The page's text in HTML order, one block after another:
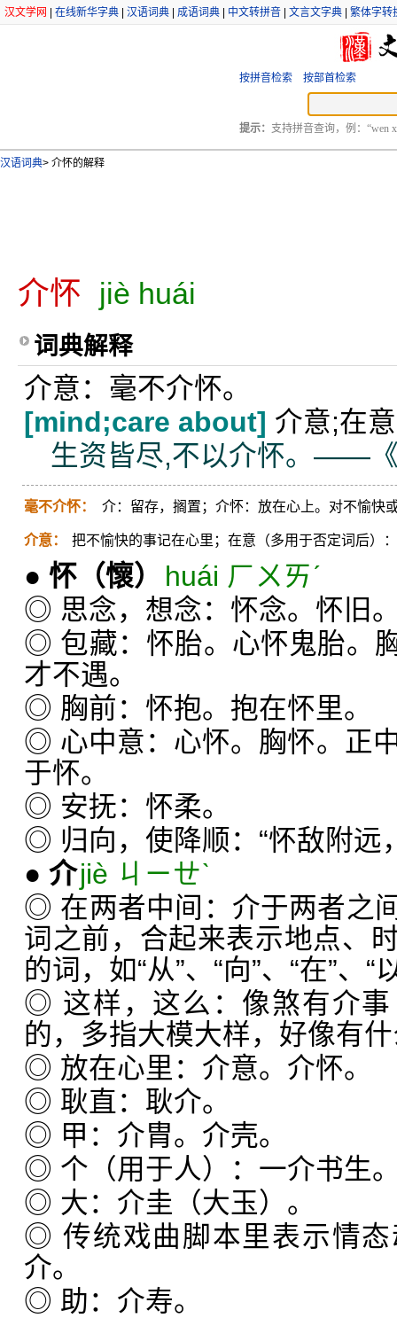
汉文学网 在线新华字典 汉语词典 成语词典 中文转拼音 文言文字典 繁体字转
按拼音检索 按部首检索
提示： 支持拼音查询，例：“wen
汉语词典> 介怀的解释
介怀 jiè huái
词典解释
介意：毫不介怀。
[mind;care about] 介意;在意
生资皆尽,不以介怀。——《
毫不介怀： 介：留存，搁置；介怀：放在心上。对不愉快
介意： 把不愉快的事记在心里；在意（多用于否定词后）
● 怀 （懷）
huái ㄏㄨㄞˊ
◎ 思念，想念：怀念。怀旧
◎ 包藏：怀胎。心怀鬼胎。
才不遇。
◎ 胸前：怀抱。抱在怀里。
◎ 心中意：心怀。胸怀。正
于怀。
◎ 安抚：怀柔。
◎ 归向，使降顺：“怀敌附远
● 介jiè ㄐㄧㄝˋ
◎ 在两者中间：介于两者之
词之前，合起来表示地点、
的词，如“从”、“向”、“在”、
◎ 这样，这么：像煞有介
的，多指大模大样，好像有
◎ 放在心里：介意。介怀。
◎ 耿直：耿介。
◎ 甲：介胄。介壳。
◎ 个（用于人）：一介书生
◎ 大：介圭（大玉）。
◎ 传统戏曲脚本里表示情
介。
◎ 助：介寿。